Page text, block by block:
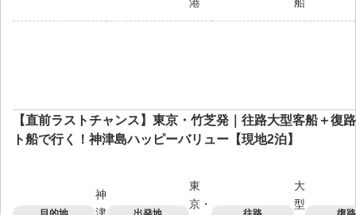
【直前ラストチャンス】東京・竹芝発｜往路大型客船＋復
ト船で行く！神津島ハッピーバリュー【現地2泊】
神
東
京・
大
型